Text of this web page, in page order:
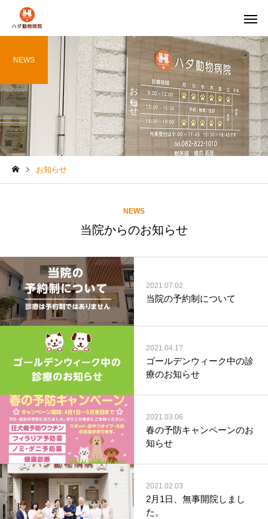
お知らせ
NEWS
お知らせ
NEWS
当院からのお知らせ
2021.07.02
当院の予約制について
2021.04.17
ゴールデンウィーク中の診
療のお知らせ
2021.03.06
春の予防キャンペーンのお
知らせ
2021.02.03
2月1日、無事開院しまし
た。